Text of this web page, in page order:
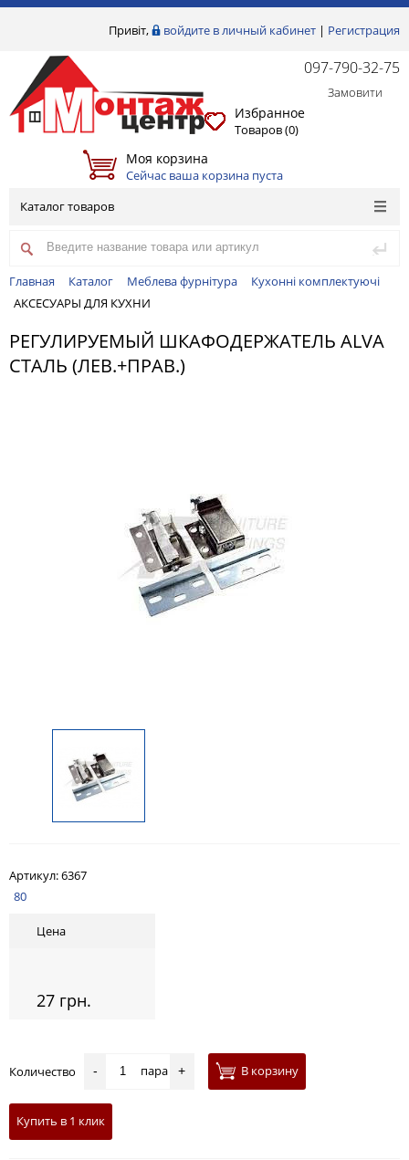
Привіт, войдите в личный кабинет | Регистрация
097-790-32-75
Замовити
Избранное
Товаров (0)
Моя корзина
Сейчас ваша корзина пуста
Каталог товаров
Главная Каталог Меблева фурнітура
Кухонні комплектуючі
АКСЕСУАРЫ ДЛЯ КУХНИ
РЕГУЛИРУЕМЫЙ ШКАФОДЕРЖАТЕЛЬ ALVA
СТАЛЬ (ЛЕВ.+ПРАВ.)
Артикул:6367
80
Цена
27 грн.
Количество - пара + В корзину
Купить в 1 клик